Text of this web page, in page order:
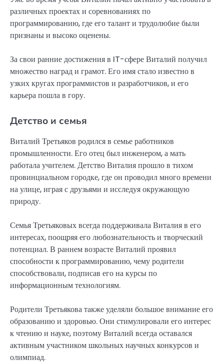
различных проектах и соревнованиях по
программированию, где его талант и трудолюбие были
признаны и высоко оценены.
За свои ранние достижения в IT-сфере Виталий получил
множество наград и грамот. Его имя стало известно в
узких кругах программистов и разработчиков, и его
карьера пошла в гору.
Детство и семья
Виталий Третьяков родился в семье работников
промышленности. Его отец был инженером, а мать
работала учителем. Детство Виталия прошло в тихом
провинциальном городке, где он проводил много времени
на улице, играя с друзьями и исследуя окружающую
природу.
Семья Третьяковых всегда поддерживала Виталия в его
интересах, поощряя его любознательность и творческий
потенциал. В раннем возрасте Виталий проявил
способности к программированию, чему родители
способствовали, подписав его на курсы по
информационным технологиям.
Родители Третьякова также уделяли большое внимание его
образованию и здоровью. Они стимулировали его интерес
к чтению и науке, поэтому Виталий всегда оставался
активным участником школьных научных конкурсов и
олимпиад.